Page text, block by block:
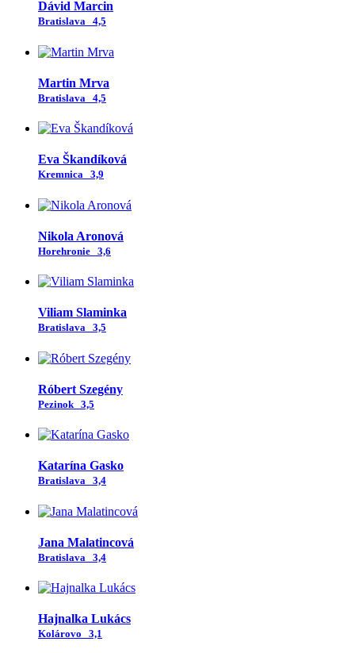
Dávid Marcin
Bratislava 4,5
Martin Mrva
Bratislava 4,5
Eva Škandíková
Kremnica 3,9
Nikola Aronová
Horehronie 3,6
Viliam Slaminka
Bratislava 3,5
Róbert Szegény
Pezinok 3,5
Katarína Gasko
Bratislava 3,4
Jana Malatincová
Bratislava 3,4
Hajnalka Lukács
Kolárovo 3,1